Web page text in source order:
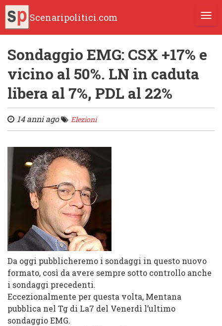
Scenaripolitici.com
Sondaggio EMG: CSX +17% e
vicino al 50%. LN in caduta
libera al 7%, PDL al 22%
14 anni ago Elezioni
Da oggi pubblicheremo i sondaggi in questo nuovo
formato, così da avere sempre sotto controllo anche
i sondaggi precedenti.
Eccezionalmente per questa volta, Mentana
pubblica nel Tg di La7 del Venerdì l’ultimo
sondaggio EMG.